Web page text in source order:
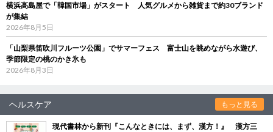
横浜高島屋で「韓国市場」がスタート 人気グルメから雑貨まで約30ブランド
が集結
2026年8月5日
「山梨県笛吹川フルーツ公園」でサマーフェス 富士山を眺めながら水遊び、
季節限定の桃のかき氷も
2026年8月3日
ヘルスケア もっと見る
現代書林から新刊『こんなときには、まず、漢方！』 漢方三